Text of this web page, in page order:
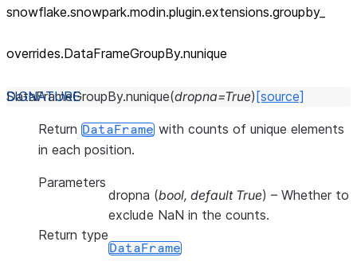
snowflake.snowpark.modin.plugin.extensions.groupby_
overrides.DataFrameGroupBy.nunique
DataFrameGroupBy.nunique(dropna=True) [source]
Return DataFrame with counts of unique elements
in each position.
Parameters
dropna (bool, default True) – Whether to
exclude NaN in the counts.
Return type
DataFrame